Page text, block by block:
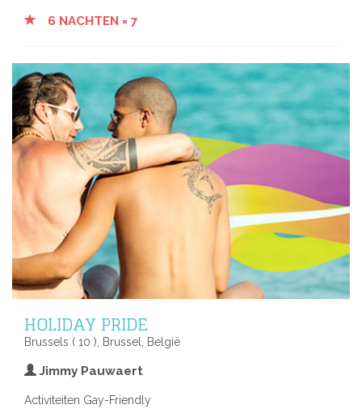
6 NACHTEN = 7
HOLIDAY PRIDE
Brussels ( 10 ), Brussel, België
Jimmy Pauwaert
Activiteiten Gay-Friendly